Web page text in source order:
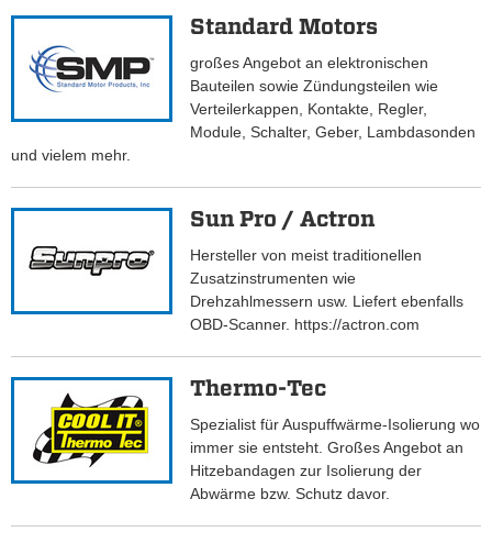
Standard Motors
großes Angebot an elektronischen
Bauteilen sowie Zündungsteilen wie
Verteilerkappen, Kontakte, Regler,
Module, Schalter, Geber, Lambdasonden
und vielem mehr.
Sun Pro / Actron
Hersteller von meist traditionellen
Zusatzinstrumenten wie
Drehzahlmessern usw. Liefert ebenfalls
OBD-Scanner. https://actron.com
Thermo-Tec
Spezialist für Auspuffwärme-Isolierung wo
immer sie entsteht. Großes Angebot an
Hitzebandagen zur Isolierung der
Abwärme bzw. Schutz davor.